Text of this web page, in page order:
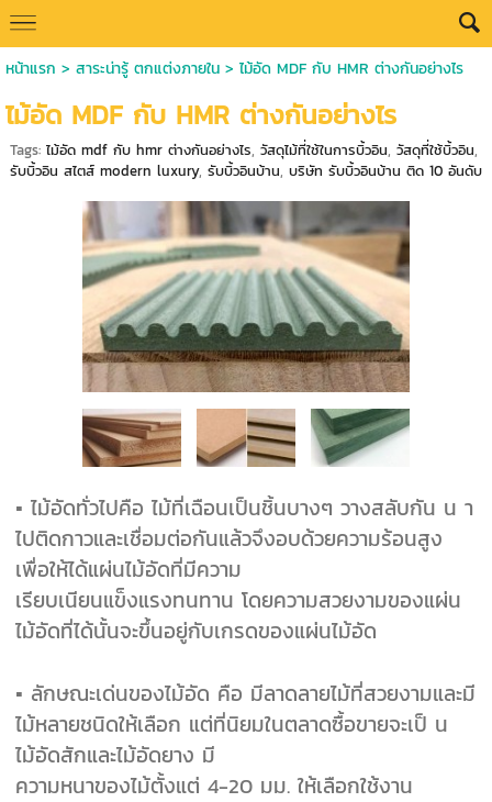
หน้าแรก > สาระน่ารู้ ตกแต่งภายใน> ไม้อัด MDF กับ HMR ต่างกันอย่างไร
ไม้อัด MDF กับ HMR ต่างกันอย่างไร
Tags: ไม้อัด mdf กับ hmr ต่างกันอย่างไร, วัสดุไม้ที่ใช้ในการบิ้วอิน, วัสดุที่ใช้บิ้วอิน,
รับบิ้วอิน สไตส์ modern luxury, รับบิ้วอินบ้าน, บริษัท รับบิ้วอินบ้าน ติด 10 อันดับ
▪ ไม้อัดทั่วไปคือ ไม้ที่เฉือนเป็นชิ้นบางๆ วางสลับกัน น า
ไปติดกาวและเชื่อมต่อกันแล้วจึงอบด้วยความร้อนสูง
เพื่อให้ได้แผ่นไม้อัดที่มีความ
เรียบเนียนแข็งแรงทนทาน โดยความสวยงามของแผ่น
ไม้อัดที่ได้นั้นจะขึ้นอยู่กับเกรดของแผ่นไม้อัด
▪ ลักษณะเด่นของไม้อัด คือ มีลาดลายไม้ที่สวยงามและมี
ไม้หลายชนิดให้เลือก แต่ที่นิยมในตลาดซื้อขายจะเป็ น
ไม้อัดสักและไม้อัดยาง มี
ความหนาของไม้ตั้งแต่ 4-20 มม. ให้เลือกใช้งาน